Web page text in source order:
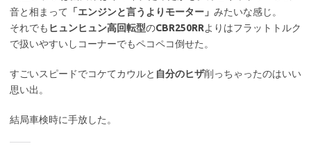
音と相まって
「エンジンと言うよりモーター」 みたいな感じ。
それでも ヒュンヒュン高回転型のCBR250RRよりはフラットトルク
で扱いやすいしコーナーでもペコペコ倒せた。
すごいスピードでコケてカウルと 自分のヒザ削っちゃったのはいい
思い出。
結局車検時に手放した。